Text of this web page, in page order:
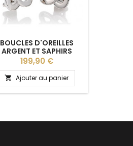
BOUCLES D'OREILLES
ARGENT ET SAPHIRS
BREUNING
Prix
199,90 €
 Ajouter au panier